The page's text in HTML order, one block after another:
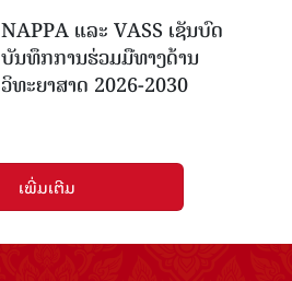
NAPPA ແລະ VASS ເຊັນບົດ
ບັນທຶກການຮ່ວມມືທາງດ້ານ
ວິທະຍາສາດ 2026-2030
ເພີ່ມເຕີມ